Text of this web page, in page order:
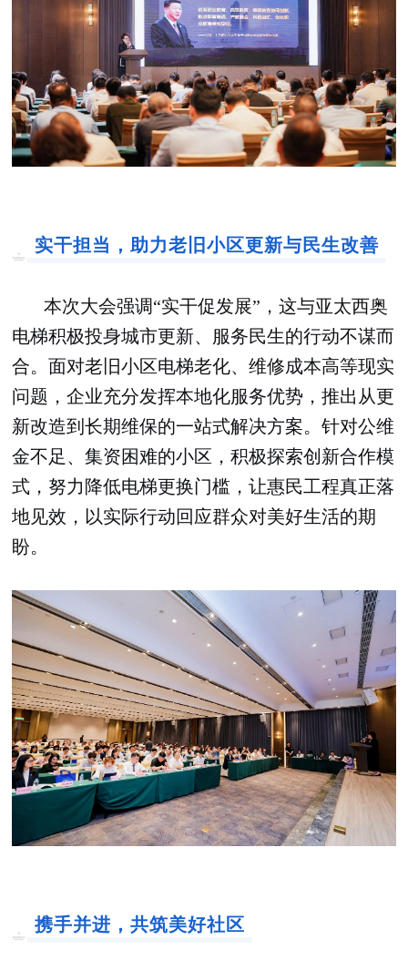
实干担当，助力老旧小区更新与民生改善
本次大会强调“实干促发展”，这与亚太西奥
电梯积极投身城市更新、服务民生的行动不谋而
合。面对老旧小区电梯老化、维修成本高等现实
问题，企业充分发挥本地化服务优势，推出从更
新改造到长期维保的一站式解决方案。针对公维
金不足、集资困难的小区，积极探索创新合作模
式，努力降低电梯更换门槛，让惠民工程真正落
地见效，以实际行动回应群众对美好生活的期
盼。
携手并进，共筑美好社区